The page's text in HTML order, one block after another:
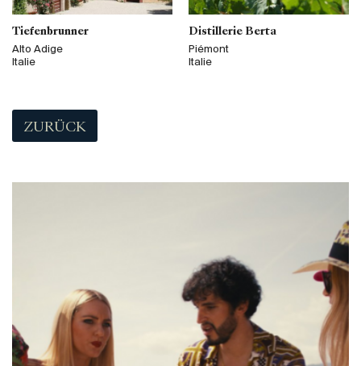
Tiefenbrunner
Alto Adige
Italie
Distillerie Berta
Piémont
Italie
ZURÜCK